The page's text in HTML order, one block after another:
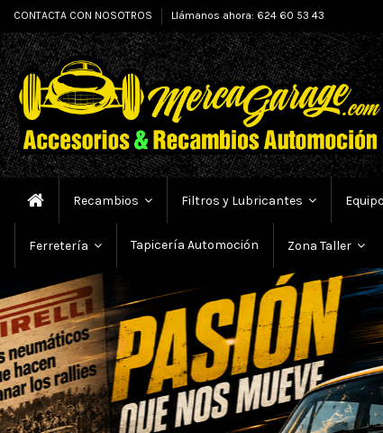
CONTACTA CON NOSOTROS Llámanos ahora: 624 60 53 43
Recambios Filtros y Lubricantes
Ferretería Tapicería Automoción Zona Taller